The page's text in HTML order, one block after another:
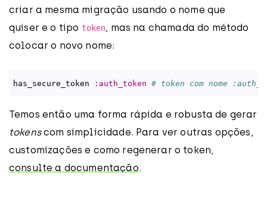
criar a mesma migração usando o nome que
quiser e o tipo token, mas na chamada do método
colocar o novo nome:
has_secure_token :auth_token # token com nome
Temos então uma forma rápida e robusta de gerar
tokenscom simplicidade. Para ver outras opções,
customizações e como regenerar o token,
consulte a documentação.